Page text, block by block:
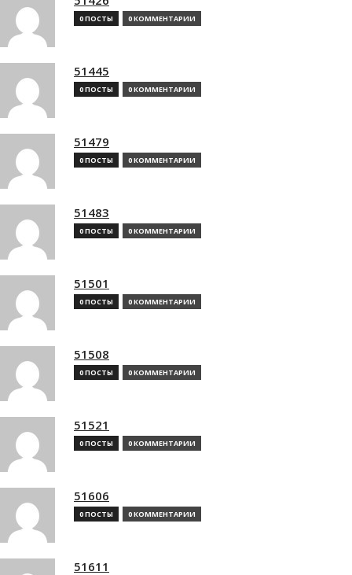
0 ПОСТЫ 0 КОММЕНТАРИИ
51445
0 ПОСТЫ 0 КОММЕНТАРИИ
51479
0 ПОСТЫ 0 КОММЕНТАРИИ
51483
0 ПОСТЫ 0 КОММЕНТАРИИ
51501
0 ПОСТЫ 0 КОММЕНТАРИИ
51508
0 ПОСТЫ 0 КОММЕНТАРИИ
51521
0 ПОСТЫ 0 КОММЕНТАРИИ
51606
0 ПОСТЫ 0 КОММЕНТАРИИ
51611